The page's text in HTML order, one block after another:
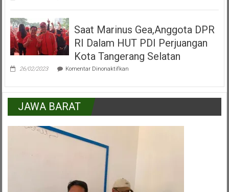
:
Kecamatan
Pamulang
Peran
Lapisan
Masyarakat
Saat Marinus Gea,Anggota DPR
RI Dalam HUT PDI Perjuangan
Kota Tangerang Selatan
26/02/2023 Komentar Dinonaktifkanpada
Gea,Anggota
DPR
Dalam
JAWA BARAT